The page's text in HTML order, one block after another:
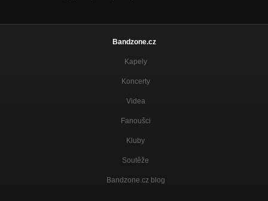
Bandzone.cz
Kapely
Koncerty
Videa
Fanoušci
Kluby
Soutěže
Bandzone.cz blog